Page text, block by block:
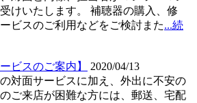
けいたします。 補聴器の購入、修
ビスのご利用などをご検討また...続
ビスのご案内】
2020/04/13
対面サービスに加え、外出に不安の
ご来店が困難な方には、郵送、宅配